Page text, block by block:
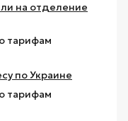
на отделение
тарифам
по Украине
тарифам